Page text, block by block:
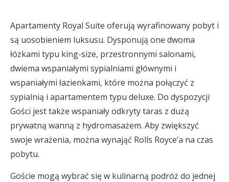
Apartamenty Royal Suite oferują wyrafinowany pobyt i
są uosobieniem luksusu. Dysponują one dwoma
łóżkami typu king-size, przestronnymi salonami,
dwiema wspaniałymi sypialniami głównymi i
wspaniałymi łazienkami, które można połączyć z
sypialnią i apartamentem typu deluxe. Do dyspozycji
Gości jest także wspaniały odkryty taras z dużą
prywatną wanną z hydromasażem. Aby zwiększyć
swoje wrażenia, można wynająć Rolls Royce’a na czas
pobytu.
Goście mogą wybrać się w kulinarną podróż do jednej